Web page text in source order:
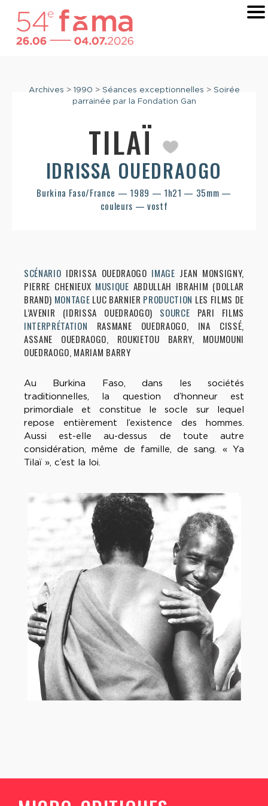
Archives > 1990 > Séances exceptionnelles > Soirée
parrainée par la Fondation Gan
TILAÏ
IDRISSA OUEDRAOGO
Burkina Faso/France — 1989 — 1h21 — 35mm —
couleurs — vostf
SCÉNARIO IDRISSA OUEDRAOGO IMAGE JEAN MONSIGNY,
PIERRE CHENIEUX MUSIQUE ABDULLAH IBRAHIM (DOLLAR
BRAND) MONTAGE LUC BARNIER PRODUCTION LES FILMS DE
L’AVENIR (IDRISSA OUEDRAOGO) SOURCE PARI FILMS
INTERPRÉTATION
RASMANE OUEDRAOGO, INA CISSÉ,
ASSANE OUEDRAOGO, ROUKIETOU BARRY, MOUMOUNI
OUEDRAOGO, MARIAM BARRY
Au Burkina Faso, dans les sociétés
traditionnelles, la question d’honneur est
primordiale et constitue le socle sur lequel
repose entièrement l’existence des hommes.
Aussi est-elle au-dessus de toute autre
considération, même de famille, de sang. « Ya
Tilaï », c’est la loi.